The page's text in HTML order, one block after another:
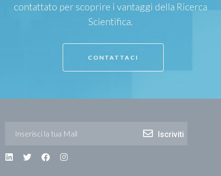
contattato per scoprire i vantaggi della Ricerca
Scientifica.
CONTATTACI
Iscriviti